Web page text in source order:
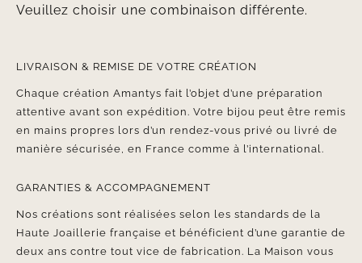
Veuillez choisir une combinaison différente.
LIVRAISON & REMISE DE VOTRE CRÉATION
Chaque création Amantys fait l’objet d’une préparation
attentive avant son expédition. Votre bijou peut être remis
en mains propres lors d’un rendez-vous privé ou livré de
manière sécurisée, en France comme à l’international.
GARANTIES & ACCOMPAGNEMENT
Nos créations sont réalisées selon les standards de la
Haute Joaillerie française et bénéficient d’une garantie de
deux ans contre tout vice de fabrication. La Maison vous